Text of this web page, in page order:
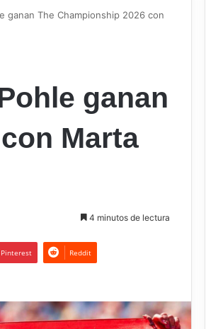
ganan The Championship 2026 con
ganan
Marta
4 minutos de lectura
Pinterest Reddit